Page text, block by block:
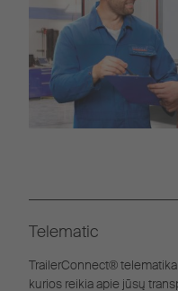
Telematic
TrailerConnect®
kurios reikia apie jūsų